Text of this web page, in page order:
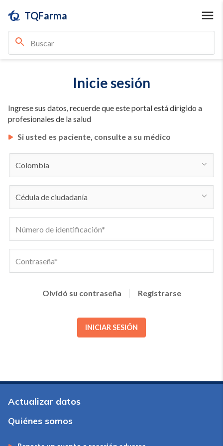
TQFarma
Inicie sesión
Ingrese sus datos, recuerde que este portal está dirigido a
profesionales de la salud
Si usted es paciente, consulte a su médico
Olvidó su contraseña Registrarse
INICIAR SESIÓN
Actualizar datos
Quiénes somos